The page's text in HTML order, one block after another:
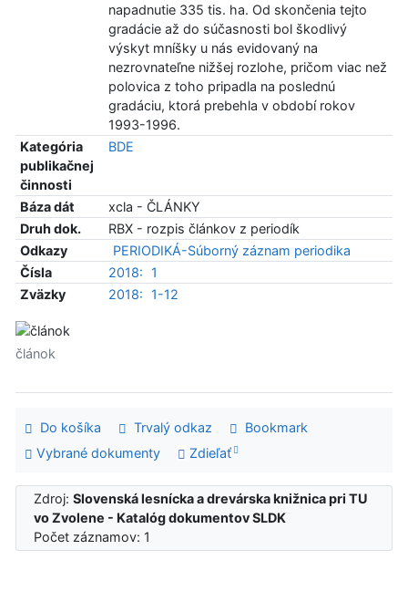
napadnutie 335 tis. ha. Od skončenia tejto
gradácie až do súčasnosti bol škodlivý
výskyt mníšky u nás evidovaný na
nezrovnateľne nižšej rozlohe, pričom viac než
polovica z toho pripadla na poslednú
gradáciu, ktorá prebehla v období rokov
1993-1996.
Kategória
publikačnej
činnosti
BDE
Báza dát
xcla - ČLÁNKY
Druh dok.
RBX - rozpis článkov z periodík
Odkazy
PERIODIKÁ-Súborný záznam periodika
Čísla
2018:
1
Zväzky
2018: 1-12
článok
Do košíka Trvalý odkaz
Bookmark
Vybrané dokumenty
Zdieľať
Zdroj:Slovenská lesnícka a drevárska knižnica pri TU
vo Zvolene - Katalóg dokumentov SLDK
Počet záznamov: 1